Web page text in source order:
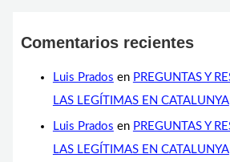
Comentarios recientes
Luis Prados en PREGUNTAS Y
LAS LEGÍTIMAS EN CATALUNYA
Luis Prados en PREGUNTAS Y
LAS LEGÍTIMAS EN CATALUNYA